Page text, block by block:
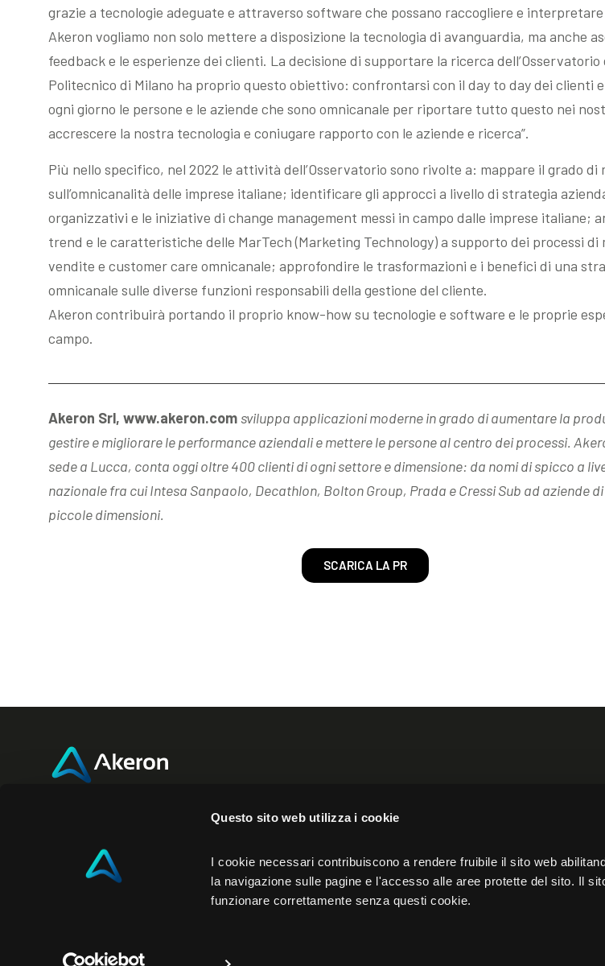
Questo sito web utilizza i cookie
I cookie necessari contribuiscono a rendere fruibile il sito web
la navigazione sulle pagine e l'accesso alle aree protette del sito. Il
funzionare correttamente senza questi cookie.
grazie a tecnologie adeguate e attraverso software che possano raccogliere e
Akeron vogliamo non solo mettere a disposizione la tecnologia di avanguardia, ma anche
feedback e le esperienze dei clienti. La decisione di supportare la ricerca dell’Osservatorio
Politecnico di Milano ha proprio questo obiettivo: confrontarsi con il day to day dei clienti
ogni giorno le persone e le aziende che sono omnicanale per riportare tutto questo nei
accrescere la nostra tecnologia e coniugare rapporto con le aziende e ricerca”.
Più nello specifico, nel 2022 le attività dell’Osservatorio sono rivolte a: mappare il grado di
sull’omnicanalità delle imprese italiane; identificare gli approcci a livello di strategia
organizzativi e le iniziative di change management messi in campo dalle imprese italiane;
trend e le caratteristiche delle MarTech (Marketing Technology) a supporto dei processi di
vendite e customer care omnicanale; approfondire le trasformazioni e i benefici di una
omnicanale sulle diverse funzioni responsabili della gestione del cliente.
Akeron contribuirà portando il proprio know-how su tecnologie e software e le proprie
campo.
Akeron Srl, www.akeron.com sviluppa applicazioni moderne in grado di aumentare la
gestire e migliorare le performance aziendali e mettere le persone al centro dei processi.
sede a Lucca, conta oggi oltre 400 clienti di ogni settore e dimensione: da nomi di spicco a
nazionale fra cui Intesa Sanpaolo, Decathlon, Bolton Group, Prada e Cressi Sub ad aziende
piccole dimensioni.
SCARICA LA PR
Akeron Headquarters
Via Carlo Angeloni 45
55100, Lucca (LU) Italia
Akeron North America
350 Fifth Avenue,
New York
NY 10118